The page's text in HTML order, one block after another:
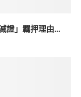
證」羈押理由...